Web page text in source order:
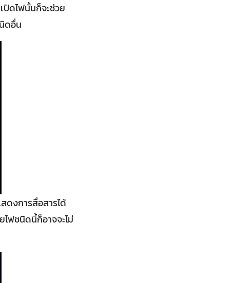
ปิดไฟนั้นก็จะช่วย
ดอื่น
ดงการสื่อสารได้
ฟชนิดนี้ก็อาจจะไม่